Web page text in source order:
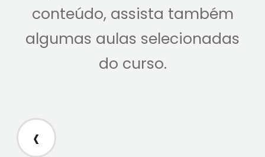
conteúdo, assista também
algumas aulas selecionadas
do curso.
‹